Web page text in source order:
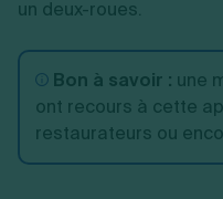
un deux-roues.
Bon à savoir : une
ont recours à cette
restaurateurs ou